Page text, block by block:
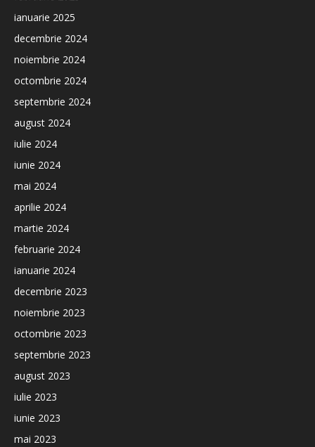
ianuarie 2025
decembrie 2024
noiembrie 2024
octombrie 2024
septembrie 2024
august 2024
iulie 2024
iunie 2024
mai 2024
aprilie 2024
martie 2024
februarie 2024
ianuarie 2024
decembrie 2023
noiembrie 2023
octombrie 2023
septembrie 2023
august 2023
iulie 2023
iunie 2023
mai 2023